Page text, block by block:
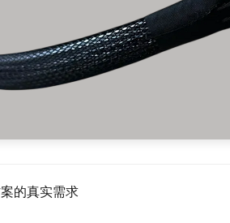
的真实需求